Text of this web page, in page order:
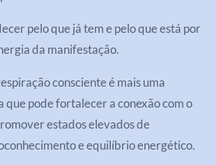
pelo que já tem e pelo que está por
da manifestação.
consciente é mais uma
que pode fortalecer a conexão com o
estados elevados de
e equilíbrio energético.